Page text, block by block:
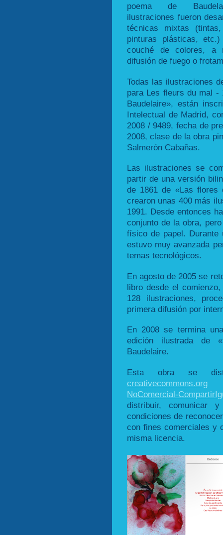
poema de
ilustraciones fueron
técnicas mixtas (tintas,
pinturas plásticas,
couché de colores, a
difusión de fuego o
Todas las ilustraciones
para Les fleurs du mal -
Baudelaire», están
Intelectual de Madrid,
2008 / 9489, fecha de
2008, clase de la obra
Salmerón Cabañas.
Las ilustraciones se
partir de una versión
de 1861 de «Las flores
crearon unas 400 más
1991. Desde entonces
conjunto de la obra,
físico de papel.
estuvo muy avanzada
temas tecnológicos.
En agosto de 2005 se
libro desde el
128 ilustraciones,
primera difusión por
En 2008 se termina
edición ilustrada de
Baudelaire.
Esta obra se
creativecommons.org
NoComercial-
distribuir, comunicar
condiciones de
con fines comerciales y
misma licencia.